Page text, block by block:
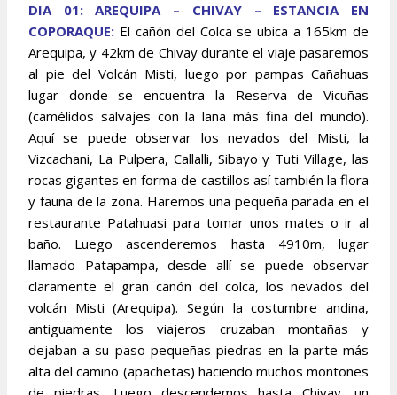
DIA 01: AREQUIPA – CHIVAY – ESTANCIA EN
COPORAQUE: El cañón del Colca se ubica a 165km de
Arequipa, y 42km de Chivay durante el viaje pasaremos
al pie del Volcán Misti, luego por pampas Cañahuas
lugar donde se encuentra la Reserva de Vicuñas
(camélidos salvajes con la lana más fina del mundo).
Aquí se puede observar los nevados del Misti, la
Vizcachani, La Pulpera, Callalli, Sibayo y Tuti Village, las
rocas gigantes en forma de castillos así también la flora
y fauna de la zona. Haremos una pequeña parada en el
restaurante Patahuasi para tomar unos mates o ir al
baño. Luego ascenderemos hasta 4910m, lugar
llamado Patapampa, desde allí se puede observar
claramente el gran cañón del colca, los nevados del
volcán Misti (Arequipa). Según la costumbre andina,
antiguamente los viajeros cruzaban montañas y
dejaban a su paso pequeñas piedras en la parte más
alta del camino (apachetas) haciendo muchos montones